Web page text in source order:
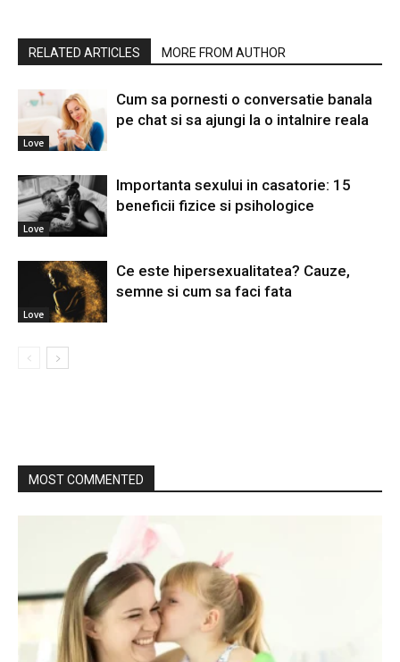
RELATED ARTICLES MORE FROM AUTHOR
Love
Cum sa pornesti o conversatie banala
pe chat si sa ajungi la o intalnire reala
Love
Importanta sexului in casatorie: 15
beneficii fizice si psihologice
Love
Ce este hipersexualitatea? Cauze,
semne si cum sa faci fata
MOST COMMENTED